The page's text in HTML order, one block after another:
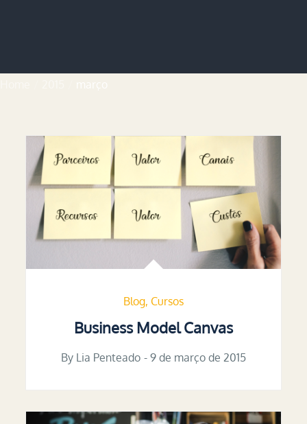
Blog Cursos
Business Model Canvas
By Lia Penteado
Posted
9 de março de 2015